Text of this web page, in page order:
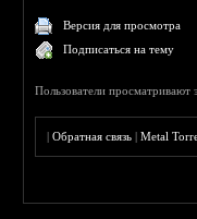
Версия для просмотра
Подписаться на тему
Пользователи просматривают
|Обратная связь |Metal